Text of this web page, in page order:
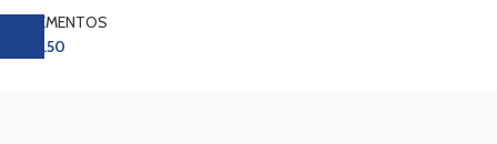
SUPLEMENTOS
86.50